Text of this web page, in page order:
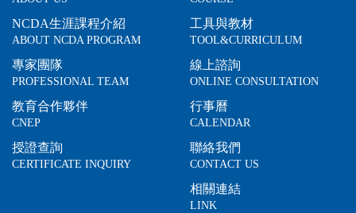
NCDA生涯課程介紹
ABOUT NCDA PROGRAM
專家團隊
PROFESSIONAL TEAM
教育合作夥伴
CNEP
授證查詢
CERTIFICATE INQUIRY
工具與教材
TOOL&CURRICULUM
線上諮詢
ONLINE CONSULTATION
行事曆
CALENDAR
聯絡我們
CONTACT US
相關連結
LINK